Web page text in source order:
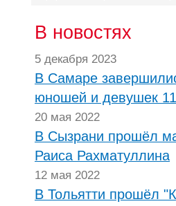
В новостях
5 декабря 2023
В Самаре
юношей и девушек
20 мая 2022
В Сызрани прошёл
Раиса Рахматуллина
12 мая 2022
В Тольятти прошёл